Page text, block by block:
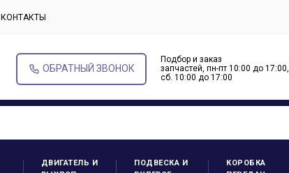
КОНТАКТЫ
ОБРАТНЫЙ ЗВОНОК
Подбор и заказ
запчастей, пн-пт 10:00 до 17:00,
cб. 10:00 до 17:00
ДВИГАТЕЛЬ И
ПОДВЕСКА И
КОРОБКА